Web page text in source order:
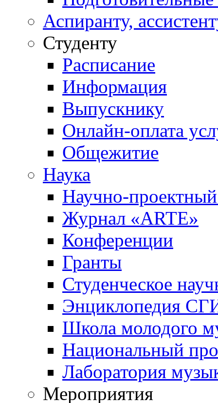
Аспиранту,
Студенту
Расписание
Информация
Выпускнику
Онлайн-оплата
Общежитие
Наука
Научно-
Журнал «ARTE»
Конференции
Гранты
Студенческое
Энциклопедия
Школа молодого
Национальный
Лаборатория
Мероприятия